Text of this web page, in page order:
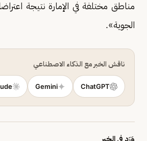
مناطق مختلفة في الإمارة نتيجة
الجوية».
ناقش الخبر مع الذكاء الاصطناعي
ChatGPT
Gemini
وَرَد في الخبر